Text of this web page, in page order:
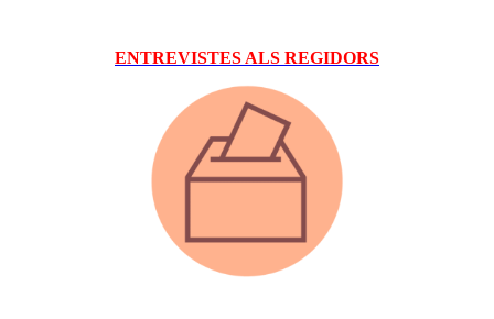
ENTREVISTES ALS REGIDORS